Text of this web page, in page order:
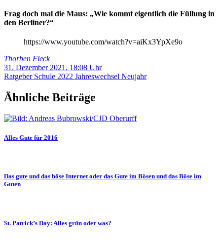
Frag doch mal die Maus: „Wie kommt eigentlich die Füllung in
den Berliner?“
https://www.youtube.com/watch?v=aiKx3YpXe9o
Thorben Fleck
31. Dezember 2021, 18:08 Uhr
Ratgeber Schule 2022 Jahreswechsel Neujahr
Ähnliche Beiträge
Alles Gute für 2016
Das gute und das böse Internet oder das Gute im Bösen und das Böse im
Guten
St. Patrick’s Day: Alles grün oder was?